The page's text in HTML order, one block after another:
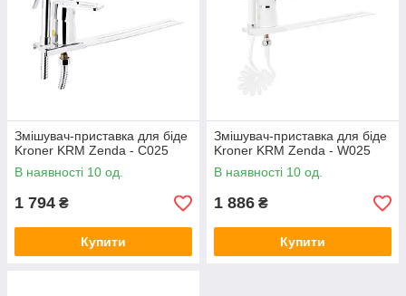
Змішувач-приставка для біде
Kroner KRM Zenda - C025
В наявності 10 од.
1 794 ₴
Купити
Змішувач-приставка для біде
Kroner KRM Zenda - W025
В наявності 10 од.
1 886 ₴
Купити